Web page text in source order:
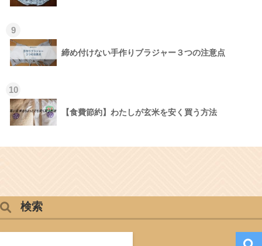
9
締め付けない手作りブラジャー３つの注意点
10
【食費節約】わたしが玄米を安く買う方法
検索